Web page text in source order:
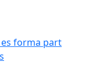
forma part